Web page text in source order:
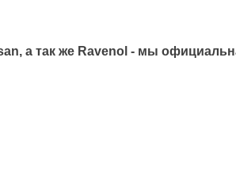
а так же Ravenol - мы